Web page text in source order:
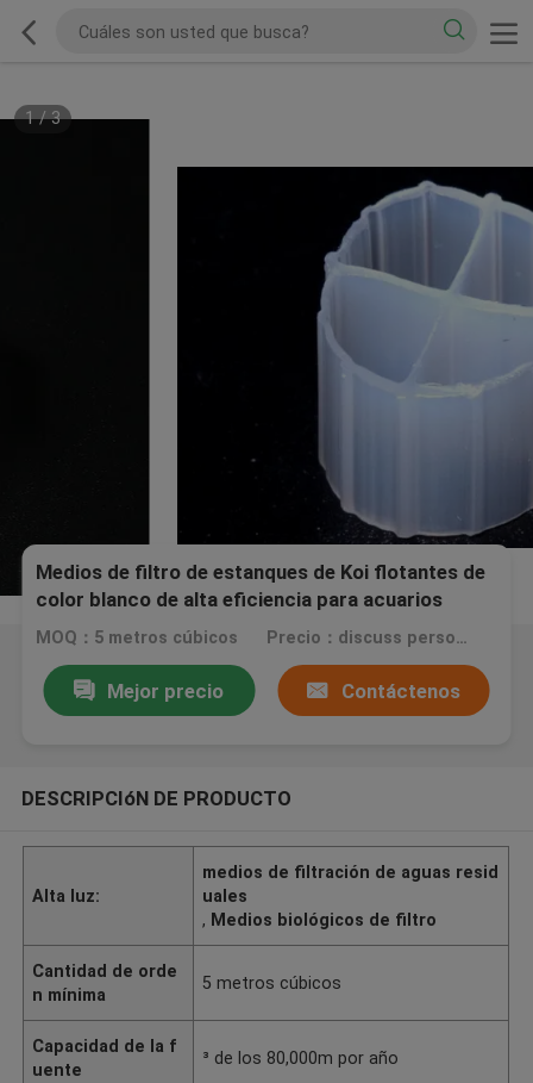
1/3
Medios de filtro de estanques de Koi flotantes de
color blanco de alta eficiencia para acuarios
MOQ：5 metros cúbicos Precio：discuss personally
Mejor precio Contáctenos
DESCRIPCIóN DE PRODUCTO
Alta luz:
medios de filtración de aguas resid
uales
, Medios biológicos de filtro
Cantidad de orde
n mínima
5 metros cúbicos
Capacidad de la f
uente
³ de los 80,000m por año